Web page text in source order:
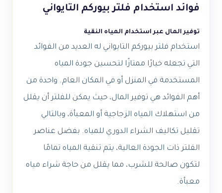
فوائد استخدام فلتر بيوركم التايواني
توفير المال عبر استخدام المياه النقية
استخدام فلتر بيوركم التايواني له العديد من الفوائد
التي تجعله خيارًا ممتازًا لتحسين جودة المياه
المستخدمة في المنزل أو في المكان العام. واحدة من
أهم الفوائد هي توفير المال، حيث يمكن للفلتر أن يقلل
من استهلاك المياه الزجاجية أو المعبأة، وبالتالي
تقليل تكاليف الشراء الدوري للمياه. بفضل عناصر
الفلتر ذات الجودة العالية، يتم تنقية المياه تمامًا
لتكون صالحة للشرب، مما يقلل من حاجة شراء مياه
معبأة.